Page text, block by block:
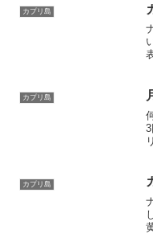
カプリ島
カプリ島
カプリ島